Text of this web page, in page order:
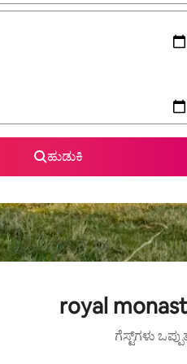
ಹುಡುಕಿ
royal
ಗೆಸ್ಟ್‌ಗಳು